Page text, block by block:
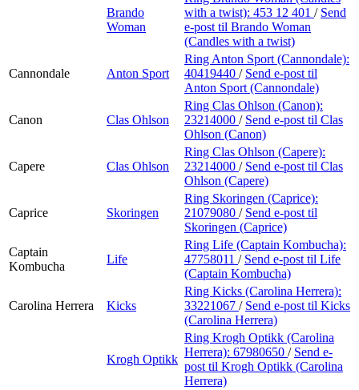
Brando
Woman
with a twist): 453 12 401 / Send
e-post til Brando Woman
(Candles with a twist)
Cannondale Anton Sport
Ring Anton Sport (Cannondale):
40419440 / Send e-post til
Anton Sport (Cannondale)
Canon Clas Ohlson
Ring Clas Ohlson (Canon):
23214000 / Send e-post til Clas
Ohlson (Canon)
Capere Clas Ohlson
Ring Clas Ohlson (Capere):
23214000 / Send e-post til Clas
Ohlson (Capere)
Caprice Skoringen
Ring Skoringen (Caprice):
21079080 / Send e-post til
Skoringen (Caprice)
Captain
Kombucha
Life
Ring Life (Captain Kombucha):
47758011 / Send e-post til Life
(Captain Kombucha)
Carolina Herrera Kicks
Ring Kicks (Carolina Herrera):
33221067 / Send e-post til Kicks
(Carolina Herrera)
Krogh Optikk
Ring Krogh Optikk (Carolina
Herrera): 67980650 / Send e-
post til Krogh Optikk (Carolina
Herrera)